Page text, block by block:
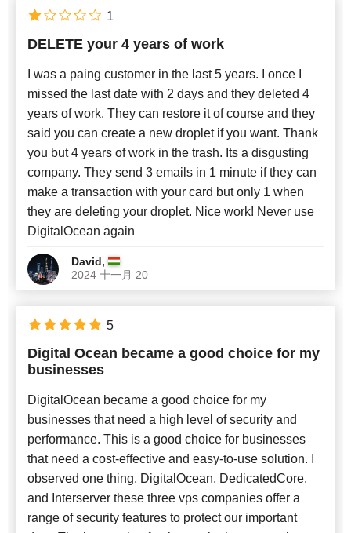
DELETE your 4 years of work
I was a paing customer in the last 5 years. I once I
missed the last date with 2 days and they deleted 4
years of work. They can restore it of course and they
said you can create a new droplet if you want. Thank
you but 4 years of work in the trash. Its a disgusting
company. They send 3 emails in 1 minute if they can
make a transaction with your card but only 1 when
they are deleting your droplet. Nice work! Never use
DigitalOcean again
David,
2024 十一月 20
1
Digital Ocean became a good choice for my
businesses
DigitalOcean became a good choice for my
businesses that need a high level of security and
performance. This is a good choice for businesses
that need a cost-effective and easy-to-use solution. I
observed one thing, DigitalOcean, DedicatedCore,
and Interserver these three vps companies offer a
range of security features to protect our important
5